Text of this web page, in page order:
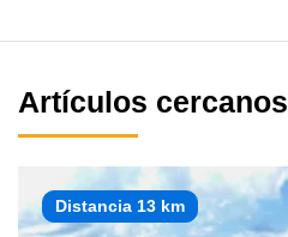
Artículos cercanos
Distancia 13 km